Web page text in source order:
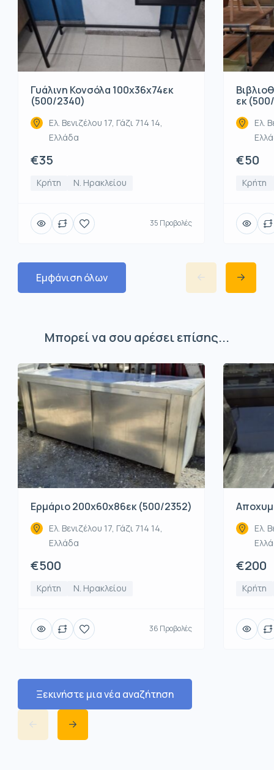
Γυάλινη Κονσόλα 100x36x74εκ
(500/2340)
Ελ. Βενιζέλου 17, Γάζι 714 14,
Ελλάδα
€35
Κρήτη Ν. Ηρακλείου
35 Προβολές
εκ
Ελ.
€50
Κρήτη
Εμφάνιση όλων
Μπορεί να σου αρέσει επίσης...
Ερμάριο 200x60x86εκ (500/2352)
Ελ. Βενιζέλου 17, Γάζι 714 14,
Ελλάδα
€500
Κρήτη Ν. Ηρακλείου
36 Προβολές
Ελ.
€200
Κρήτη
Ξεκινήστε μια νέα αναζήτηση